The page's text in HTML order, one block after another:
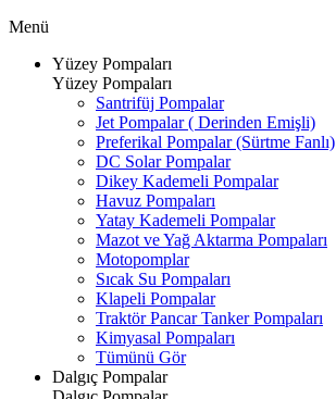
Menü
Yüzey Pompaları
Yüzey Pompaları
Santrifüj Pompalar
Jet Pompalar ( Derinden Emişli)
Preferikal Pompalar (Sürtme Fanlı)
DC Solar Pompalar
Dikey Kademeli Pompalar
Havuz Pompaları
Yatay Kademeli Pompalar
Mazot ve Yağ Aktarma Pompaları
Motopomplar
Sıcak Su Pompaları
Klapeli Pompalar
Traktör Pancar Tanker Pompaları
Kimyasal Pompaları
Tümünü Gör
Dalgıç Pompalar